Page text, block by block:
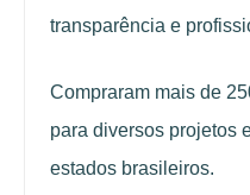
transparência e
Compraram mais de
para diversos projetos
estados brasileiros.